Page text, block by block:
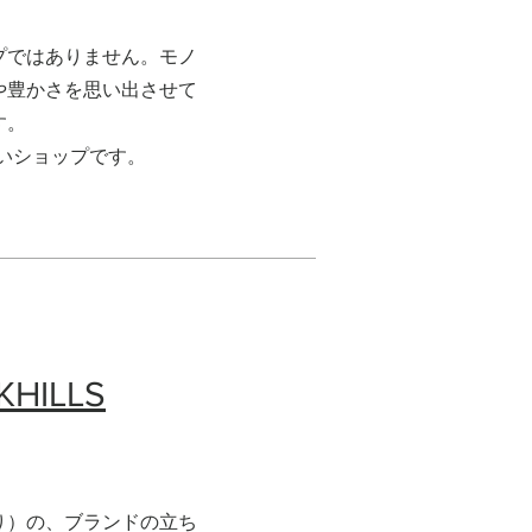
はありません。モノ
かさを思い出させて
ョップです。
の、ブランドの立ち